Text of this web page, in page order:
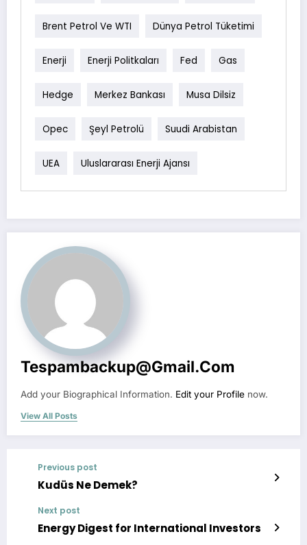
Brent Petrol Ve WTI Dünya Petrol Tüketimi
Enerji Enerji Politkaları Fed Gas
Hedge Merkez Bankası Musa Dilsiz
Opec Şeyl Petrolü Suudi Arabistan
UEA Uluslararası Enerji Ajansı
Tespambackup@gmail.com
Add your Biographical Information. Edit your Profile now.
View All Posts
Previous post
Kudüs Ne Demek?
Next post
Energy Digest for International Investors